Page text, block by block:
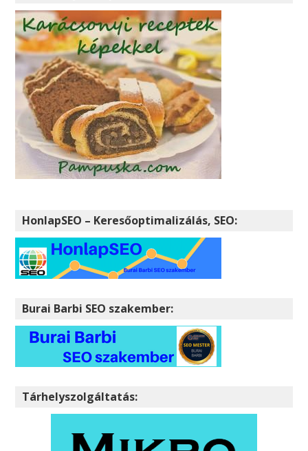
HonlapSEO – Keresőoptimalizálás, SEO:
Burai Barbi SEO szakember:
Tárhelyszolgáltatás: